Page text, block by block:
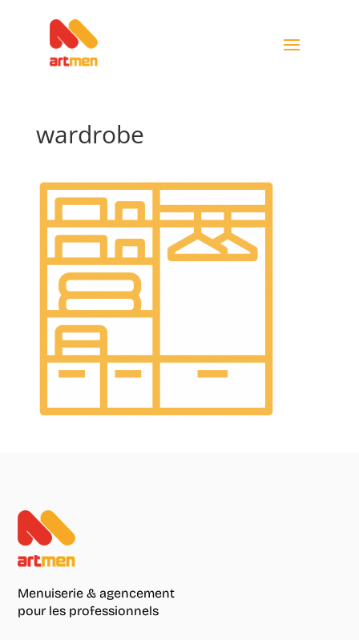
wardrobe
Menuiserie & agencement
pour les professionnels